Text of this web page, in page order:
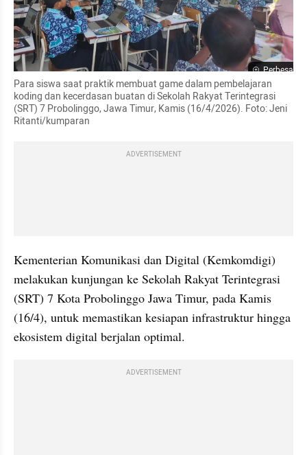
Perbesar
Para siswa saat praktik membuat game dalam pembelajaran
koding dan kecerdasan buatan di Sekolah Rakyat Terintegrasi
(SRT) 7 Probolinggo, Jawa Timur, Kamis (16/4/2026). Foto: Jeni
Ritanti/kumparan
ADVERTISEMENT
Kementerian Komunikasi dan Digital (Kemkomdigi)
melakukan kunjungan ke Sekolah Rakyat Terintegrasi
(SRT) 7 Kota Probolinggo Jawa Timur, pada Kamis
(16/4), untuk memastikan kesiapan infrastruktur hingga
ekosistem digital berjalan optimal.
ADVERTISEMENT